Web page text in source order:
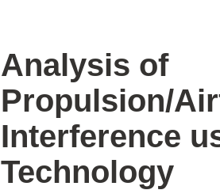
Analysis of
Propulsion/
Interference
Technology